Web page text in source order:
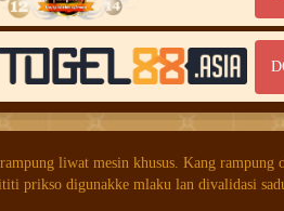
liwat mesin khusus. Kang rampung
prikso digunakke mlaku lan divalidasi